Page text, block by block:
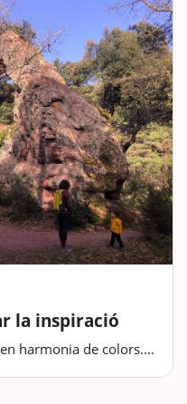
la inspiració
harmonia de colors.